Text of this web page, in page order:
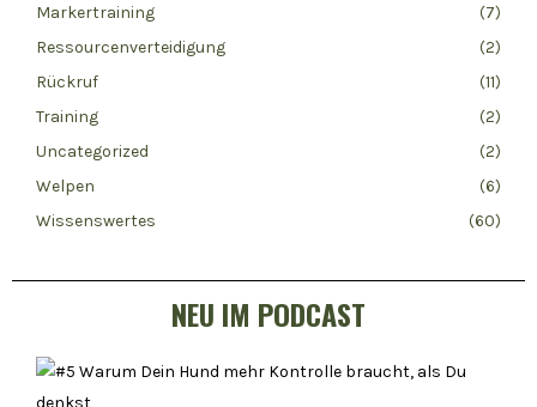
Markertraining
(7)
Ressourcenverteidigung
(2)
Rückruf
(11)
Training
(2)
Uncategorized
(2)
Welpen
(6)
Wissenswertes
(60)
NEU IM PODCAST